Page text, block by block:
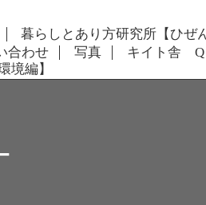
暮らしとあり方研究所【ひぜ
合わせ 写真
キイト舎 Q
境編】